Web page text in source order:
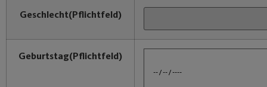
Geschlecht(Pflichtfeld)
Geburtstag(Pflichtfeld)